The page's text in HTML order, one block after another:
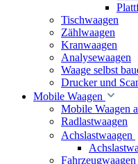
Tischwaagen
Zählwaagen
Kranwaagen
Analysewaagen
Waage selbst
Drucker und
Mobile Waagen
Mobile Waagen
Radlastwaagen
Achslastwaagen
Fahrzeugwaagen